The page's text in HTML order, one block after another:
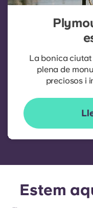
La bonica
plena de
preciosos i
Estem